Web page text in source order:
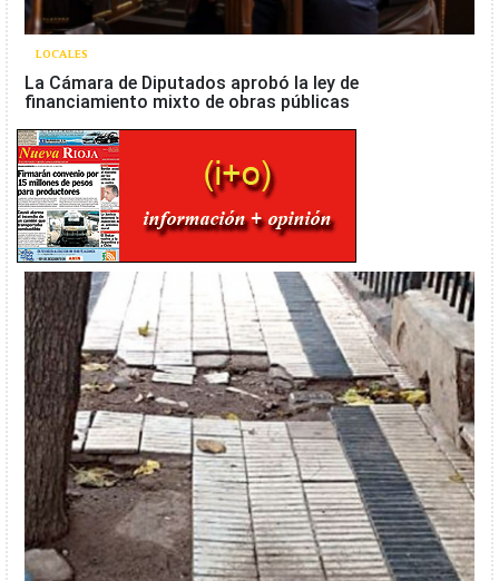
LOCALES
La Cámara de Diputados aprobó la ley de
financiamiento mixto de obras públicas